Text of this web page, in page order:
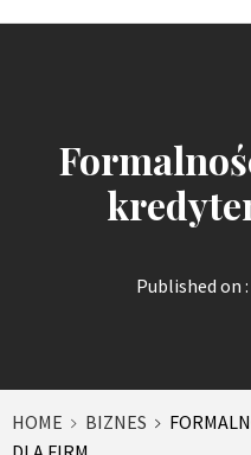
Published on :
HOME BIZNES